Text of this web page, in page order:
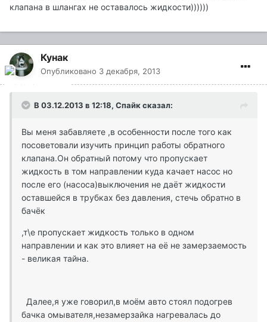
клапана в шлангах не оставалось жидкости))))))
Кунак
Опубликовано 3 декабря, 2013
В 03.12.2013 в 12:18, Спайк сказал:
Вы меня забавляете ,в особенности после того как
посоветовали изучить принцип работы обратного
клапана.Он обратный потому что пропускает
жидкость в том направлении куда качает насос но
после его (насоса)выключения не даёт жидкости
оставшейся в трубках без давления, стечь обратно в
бачёк
,т\е пропускает жидкость только в одном
направлении и как это влияет на её не замерзаемость
- великая тайна.
Далее,я уже говорил,в моём авто стоял подогрев
бачка омывателя,незамерзайка нагревалась до